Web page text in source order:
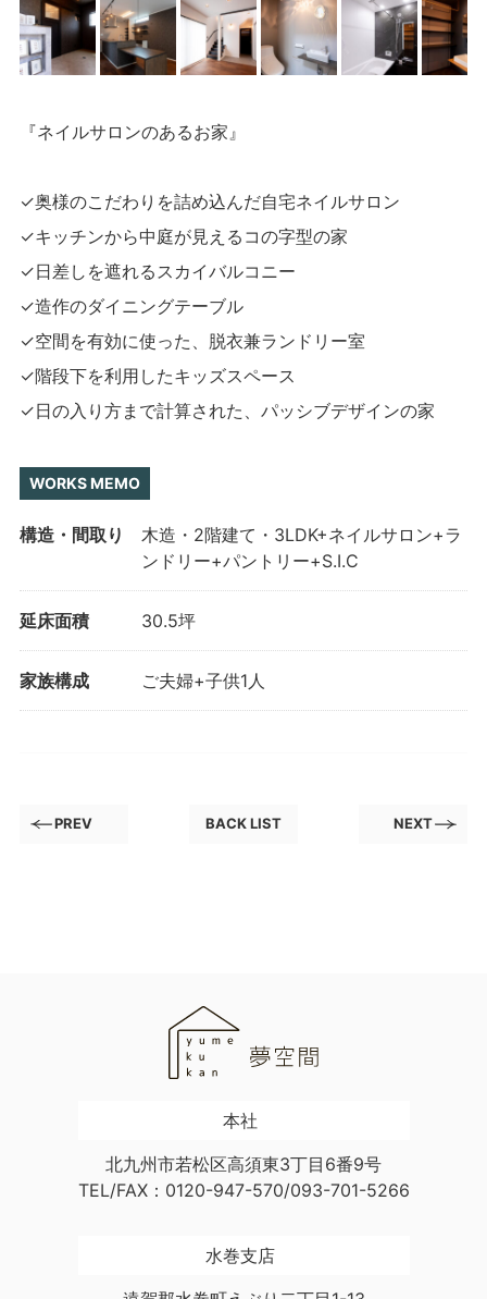
『ネイルサロンのあるお家』
✓奥様のこだわりを詰め込んだ自宅ネイルサロン
✓キッチンから中庭が見えるコの字型の家
✓日差しを遮れるスカイバルコニー
✓造作のダイニングテーブル
✓空間を有効に使った、脱衣兼ランドリー室
✓階段下を利用したキッズスペース
✓日の入り方まで計算された、パッシブデザインの家
WORKS MEMO
構造・間取り
木造・2階建て・3LDK+ネイルサロン+ラ
ンドリー+パントリー+S.I.C
延床面積 30.5坪
家族構成 ご夫婦+子供1人
PREV BACK LIST NEXT
本社
北九州市若松区高須東3丁目6番9号
TEL/FAX：0120-947-570/093-701-5266
水巻支店